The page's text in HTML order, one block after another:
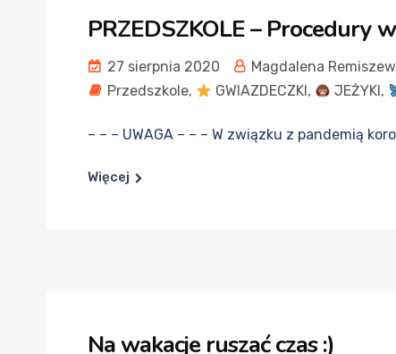
PRZEDSZKOLE – Procedury
27 sierpnia 2020
Magdalena
Przedszkole, GWIAZDECZKI, JEŻYKI,
– – – UWAGA – – – W związku z pandemią
Więcej
Na wakacje ruszać czas :)